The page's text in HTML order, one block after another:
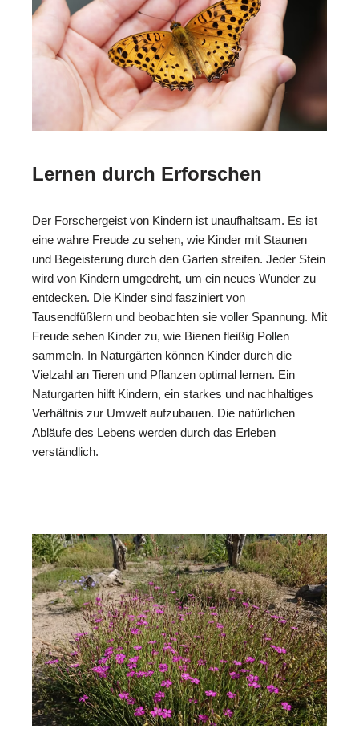
Lernen durch Erforschen
Der Forschergeist von Kindern ist unaufhaltsam. Es ist
eine wahre Freude zu sehen, wie Kinder mit Staunen
und Begeisterung durch den Garten streifen. Jeder Stein
wird von Kindern umgedreht, um ein neues Wunder zu
entdecken. Die Kinder sind fasziniert von
Tausendfüßlern und beobachten sie voller Spannung. Mit
Freude sehen Kinder zu, wie Bienen fleißig Pollen
sammeln. In Naturgärten können Kinder durch die
Vielzahl an Tieren und Pflanzen optimal lernen. Ein
Naturgarten hilft Kindern, ein starkes und nachhaltiges
Verhältnis zur Umwelt aufzubauen. Die natürlichen
Abläufe des Lebens werden durch das Erleben
verständlich.